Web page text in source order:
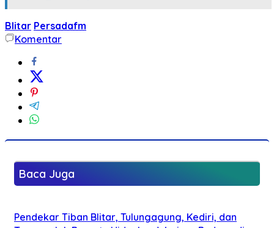
Blitar Persadafm
Komentar
Baca Juga
Pendekar Tiban Blitar, Tulungagung, Kediri, dan